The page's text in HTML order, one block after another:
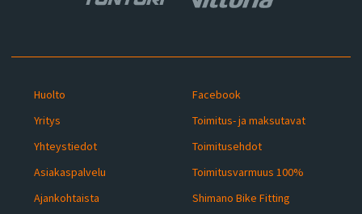
Huolto
Yritys
Yhteystiedot
Asiakaspalvelu
Ajankohtaista
Facebook
Toimitus- ja maksutavat
Toimitusehdot
Toimitusvarmuus 100%
Shimano Bike Fitting